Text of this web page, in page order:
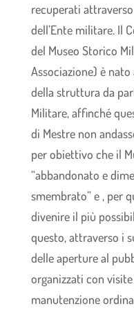
recuperati
dell’Ente militare. Il
del Museo Storico
Associazione) è
della struttura da
Militare, affinché
di Mestre non
per obiettivo che il
“abbandonato e
smembrato” e , per
divenire il più
questo, attraverso i
delle aperture al
organizzati con visite
manutenzione